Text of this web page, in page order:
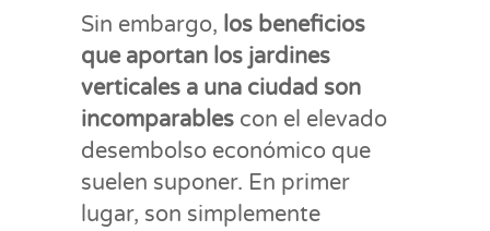
Sin embargo, los beneficios
que aportan los jardines
verticales a una ciudad son
incomparables con el elevado
desembolso económico que
suelen suponer. En primer
lugar, son simplemente